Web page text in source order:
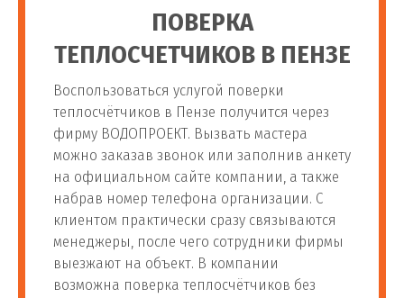
ПОВЕРКА
ТЕПЛОСЧЕТЧИКОВ В ПЕНЗЕ
Воспользоваться услугой поверки
теплосчётчиков в Пензе получится через
фирму ВОДОПРОЕКТ. Вызвать мастера
можно заказав звонок или заполнив анкету
на официальном сайте компании, а также
набрав номер телефона организации. С
клиентом практически сразу связываются
менеджеры, после чего сотрудники фирмы
выезжают на объект. В компании
возможна поверка теплосчётчиков без